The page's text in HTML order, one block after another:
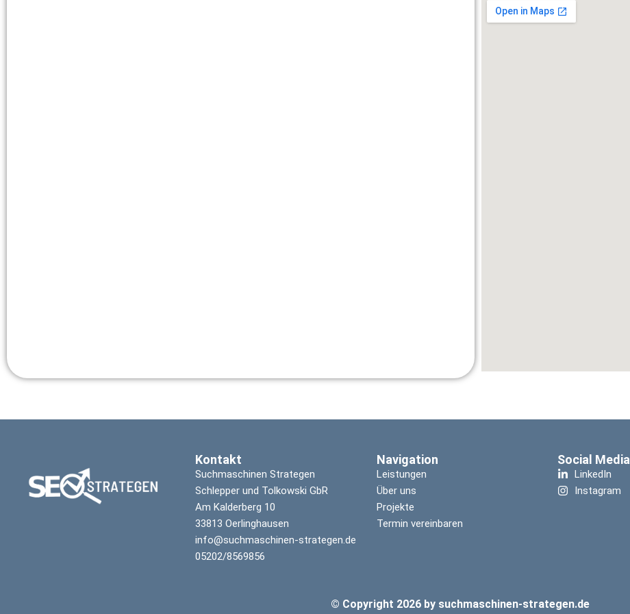
Kontakt
Suchmaschinen Strategen
Schlepper und Tolkowski GbR
Am Kalderberg 10
33813 Oerlinghausen
info@suchmaschinen-strategen.de
05202/8569856
Navigation
Leistungen
Über uns
Projekte
Termin vereinbaren
Social Media
LinkedIn
Instagram
© Copyright 2026 by suchmaschinen-strategen.de